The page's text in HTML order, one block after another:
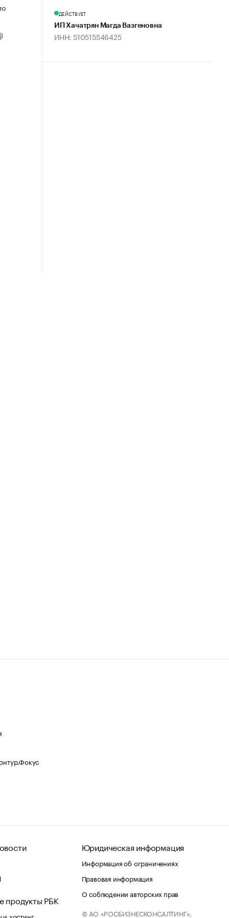
ДЕЙСТВУЕТ
ИП Хачатрян Магда Вазгеновна
ИНН: 510515546425
продукты РБК
хостинг
Юридическая информация
Информация об ограничениях
Правовая информация
О соблюдении авторских прав
© АО «РОСБИЗНЕСКОНСАЛТИНГ»,